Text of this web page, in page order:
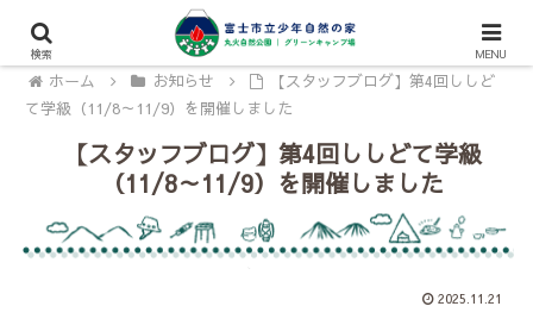
ホーム お知らせ
【スタッフブログ】第4回ししど
て学級（11/8～11/9）を開催しました
【スタッフブログ】第4回ししどて学級
（11/8～11/9）を開催しました
2025.11.21
検索 MENU